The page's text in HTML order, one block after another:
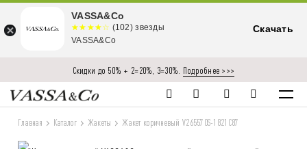
Скидки до 50% + 2=20%, 3=30%. Подробнее >>>
Главная Каталог Жакеты Жакет коричневый V265570S-1821C87
VASSA&Co
☆☆☆☆☆
★★★★
★
(102) звезды
VASSA&Co
Скачать